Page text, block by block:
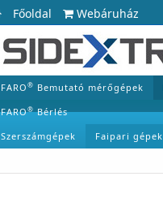
Főoldal Webáruház
FARO® Bemutató mérőgépek
FARO®Bérlés
Szerszámgépek
Faipari gépek